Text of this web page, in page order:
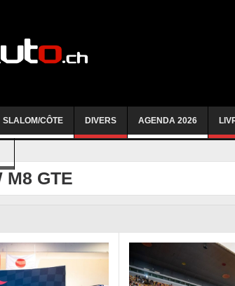
SLALOM/CÔTE DIVERS AGENDA 2026
M8 GTE